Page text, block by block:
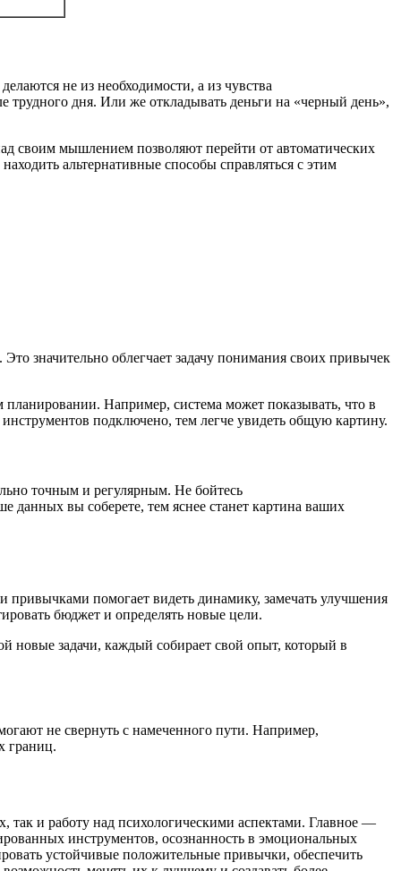
не из необходимости, а из чувства
трудного дня. Или же откладывать деньги на «черный день»,
своим мышлением позволяют перейти от автоматических
альтернативные способы справляться с этим
значительно облегчает задачу понимания своих привычек
планировании. Например, система может показывать, что в
подключено, тем легче увидеть общую картину.
точным и регулярным. Не бойтесь
вы соберете, тем яснее станет картина ваших
привычками помогает видеть динамику, замечать улучшения
бюджет и определять новые цели.
новые задачи, каждый собирает свой опыт, который в
не свернуть с намеченного пути. Например,
границ.
и работу над психологическими аспектами. Главное —
инструментов, осознанность в эмоциональных
устойчивые положительные привычки, обеспечить